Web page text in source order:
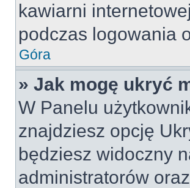
kawiarni
podczas logowania
Góra
» Jak mogę ukryć
W Panelu
znajdziesz opcję
będziesz widoczny
administratorów